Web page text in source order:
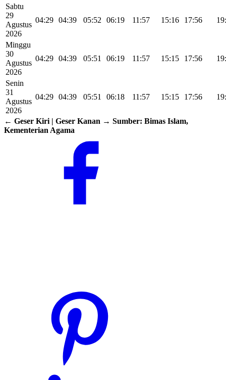
Sabtu
29
Agustus
2026
04:29 04:39 05:52 06:19 11:57 15:16 17:56
Minggu
30
Agustus
2026
04:29 04:39 05:51 06:19 11:57 15:15 17:56
Senin
31
Agustus
2026
04:29 04:39 05:51 06:18 11:57 15:15 17:56
← Geser Kiri | Geser Kanan → Sumber: Bimas Islam,
Kementerian Agama